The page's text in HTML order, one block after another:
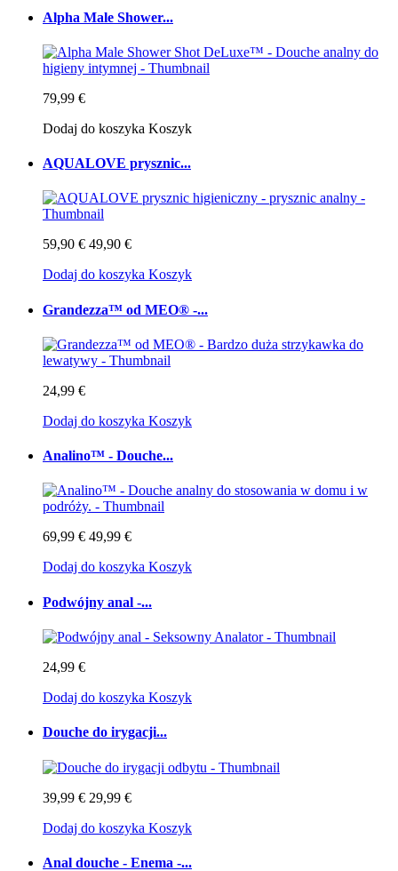
Alpha Male Shower...
79,99 €
Dodaj do koszyka Koszyk
AQUALOVE prysznic...
59,90 € 49,90 €
Dodaj do koszyka Koszyk
Grandezza™ od MEO® -...
24,99 €
Dodaj do koszyka Koszyk
Analino™ - Douche...
69,99 € 49,99 €
Dodaj do koszyka Koszyk
Podwójny anal -...
24,99 €
Dodaj do koszyka Koszyk
Douche do irygacji...
39,99 € 29,99 €
Dodaj do koszyka Koszyk
Anal douche - Enema -...